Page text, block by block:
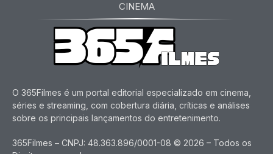
CINEMA
O 365Filmes é um portal editorial especializado em cinema,
séries e streaming, com cobertura diária, críticas e análises
sobre os principais lançamentos do entretenimento.
365Filmes – CNPJ: 48.363.896/0001-08 © 2026 – Todos os